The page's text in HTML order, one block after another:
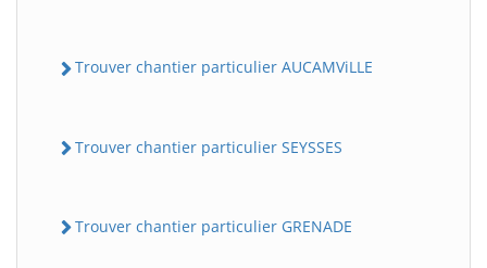
Trouver chantier particulier AUCAMViLLE
Trouver chantier particulier SEYSSES
Trouver chantier particulier GRENADE